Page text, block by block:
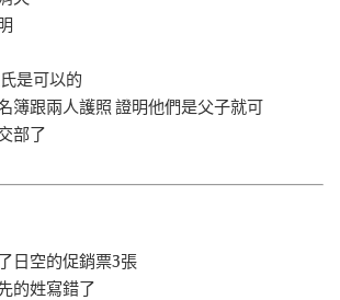
是可以的
簿跟兩人護照 證明他們是父子就可
部了
日空的促銷票3張
的姓寫錯了